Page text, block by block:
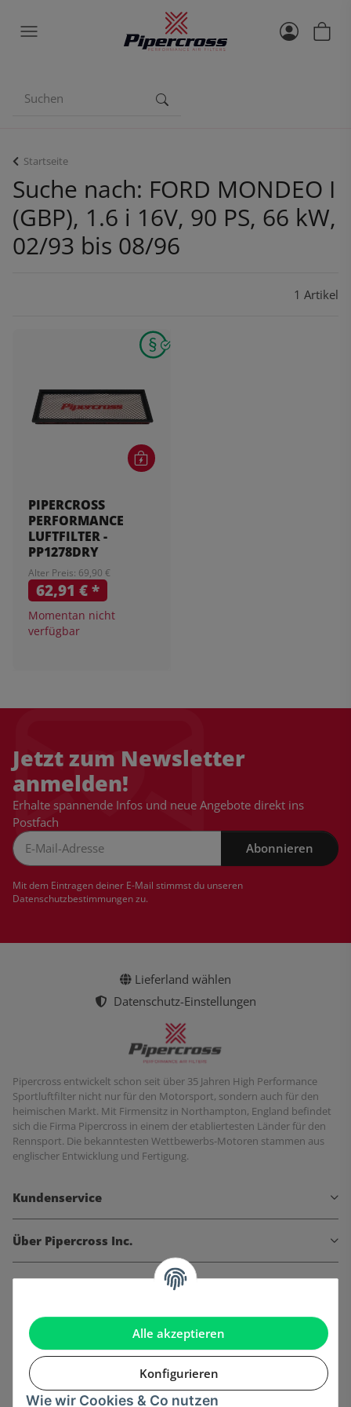
Alle akzeptieren
Konfigurieren
Wie wir Cookies & Co nutzen
Startseite
Suche nach: FORD MONDEO I
(GBP), 1.6 i 16V, 90 PS, 66 kW,
02/93 bis 08/96
1 Artikel
PIPERCROSS
PERFORMANCE
LUFTFILTER -
PP1278DRY
Alter Preis: 69,90 €
62,91 €*
Momentan nicht
verfügbar
Jetzt zum Newsletter
anmelden!
Erhalte spannende Infos und neue Angebote direkt ins
Postfach
Abonnieren
Mit dem Eintragen deiner E-Mail stimmst du unseren
Datenschutzbestimmungenzu.
Lieferland wählen
Datenschutz-Einstellungen
Pipercross entwickelt schon seit über 35 Jahren High Performance
Sportluftfilter nicht nur für den Motorsport, sondern auch für den
heimischen Markt. Mit Firmensitz in Northampton, England befindet
sich die Firma Pipercross in einem der etabliertesten Länder für den
Rennsport. Die bekanntesten Wettbewerbs-Motoren stammen aus
englischer Entwicklung und Fertigung.
Kundenservice
Über Pipercross Inc.
Informationen
Gesetzliche Informationen